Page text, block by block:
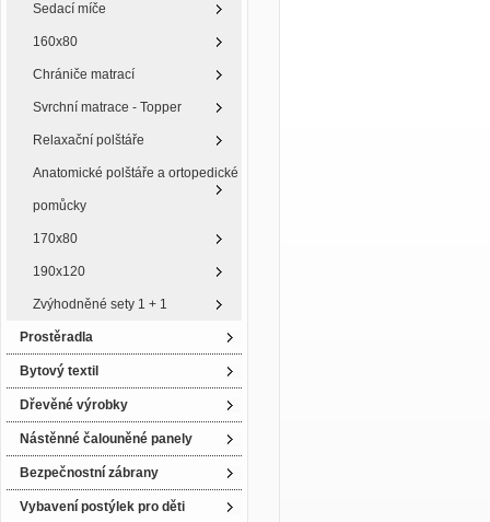
Sedací míče
160x80
Chrániče matrací
Svrchní matrace - Topper
Relaxační polštáře
Anatomické polštáře a ortopedické
pomůcky
170x80
190x120
Zvýhodněné sety 1 + 1
Prostěradla
Bytový textil
Dřevěné výrobky
Nástěnné čalouněné panely
Bezpečnostní zábrany
Vybavení postýlek pro děti